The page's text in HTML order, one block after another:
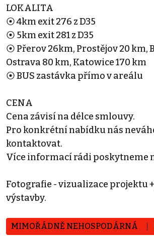
LOKALITA
⦿ 4km exit 276 z D35
⦿ 5km exit 281 z D35
⦿ Přerov 26km, Prostějov 20 km,
Ostrava 80 km, Katowice 170 km
⦿ BUS zastávka přímo v areálu
CENA
Cena závisí na délce smlouvy.
Pro konkrétní nabídku nás
kontaktovat.
Více informací rádi poskytneme
Fotografie - vizualizace projektu
výstavby.
MIMOŘÁDNĚ NEHOSPODÁRNÁ